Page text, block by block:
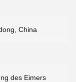
China
des Eimers